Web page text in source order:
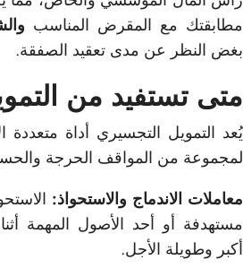
مطابقتك مع المقرض المناسب
بغض النظر عن مدى تعقيد الصفقة.
متى تستفيد من
يُعد التمويل التجسيري أداة
لمجموعة من المواقف الحرجة
معاملات الاندماج والاستحواذ:
مستهدفة أو أحد الأصول المهمة
أكبر وطويلة الأجل.